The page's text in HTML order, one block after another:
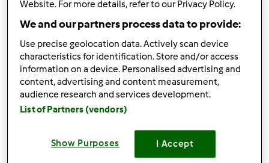
donia-jimmy
Który model Thermomix ® posiadasz?
Thermomix ® TM 5
Komentarze
Website. For more details, refer to our Privacy Policy.
We and our partners process data to provide:
Use precise geolocation data. Actively scan device
characteristics for identification. Store and/or access
information on a device. Personalised advertising and
content, advertising and content measurement,
audience research and services development.
List of Partners (vendors)
Show Purposes I Accept